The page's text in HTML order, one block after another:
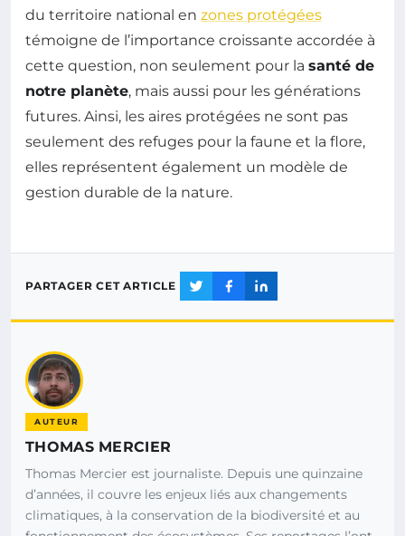
du territoire national en zones protégées
témoigne de l’importance croissante accordée à
cette question, non seulement pour la santé de
notre planète, mais aussi pour les générations
futures. Ainsi, les aires protégées ne sont pas
seulement des refuges pour la faune et la flore,
elles représentent également un modèle de
gestion durable de la nature.
PARTAGER CET ARTICLE
AUTEUR
THOMAS MERCIER
Thomas Mercier est journaliste. Depuis une quinzaine
d’années, il couvre les enjeux liés aux changements
climatiques, à la conservation de la biodiversité et au